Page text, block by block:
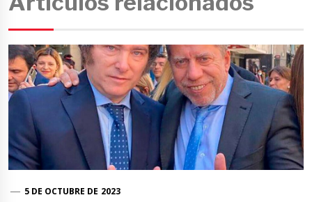
5 DE OCTUBRE DE 2023